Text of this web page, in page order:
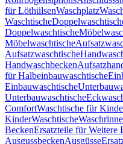
für LöthülsenWaschplatz
Waschtische
Doppelwaschtische
Möbelwaschtische
Aufsatzwaschtische
Handwaschbecken
für Halbeinbauwaschtische
Einbauwaschtische
Unterbauwaschtische
ComfortWaschtische für
KinderWaschtische
BeckenErsatzteile für Weitere
AusgussbeckenAusgüsse